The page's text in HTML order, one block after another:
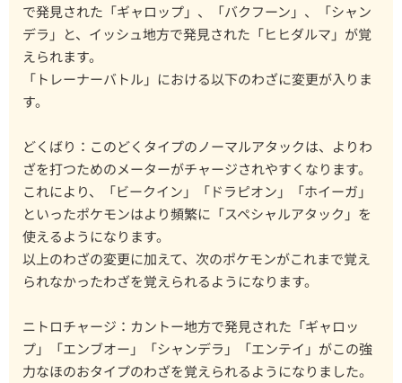
で発見された「ギャロップ」、「バクフーン」、「シャン
デラ」と、イッシュ地方で発見された「ヒヒダルマ」が覚
えられます。
「トレーナーバトル」における以下のわざに変更が入りま
す。
どくばり：このどくタイプのノーマルアタックは、よりわ
ざを打つためのメーターがチャージされやすくなります。
これにより、「ビークイン」「ドラピオン」「ホイーガ」
といったポケモンはより頻繁に「スペシャルアタック」を
使えるようになります。
以上のわざの変更に加えて、次のポケモンがこれまで覚え
られなかったわざを覚えられるようになります。
ニトロチャージ：カントー地方で発見された「ギャロッ
プ」「エンブオー」「シャンデラ」「エンテイ」がこの強
力なほのおタイプのわざを覚えられるようになりました。